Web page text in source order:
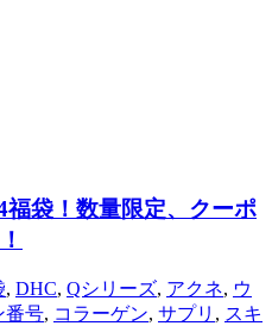
福袋！数量限定、クーポ
, DHC, Qシリーズ, アクネ, ウ
番号, コラーゲン, サプリ , スキ